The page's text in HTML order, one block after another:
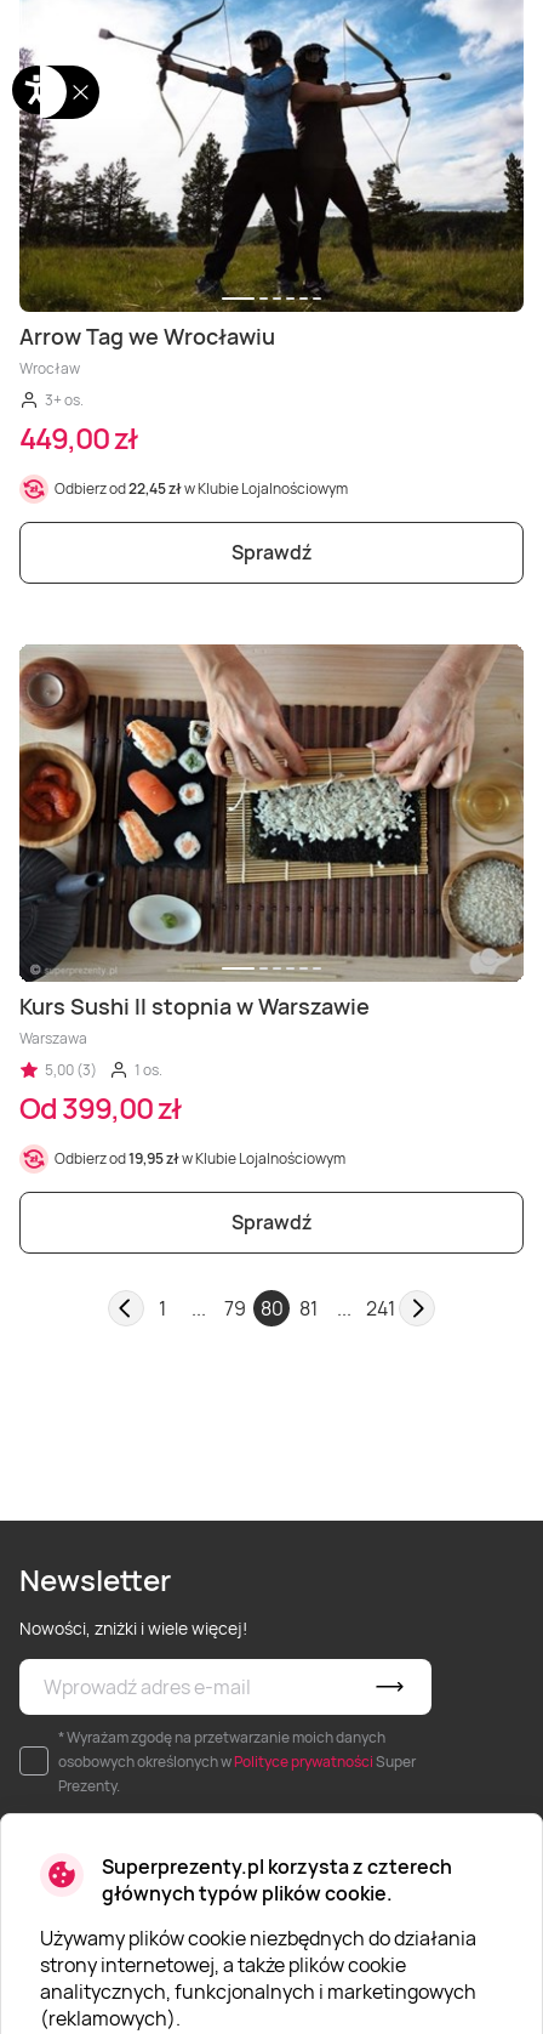
Superprezenty.pl korzysta z czterech
głównych typów plików cookie.
Używamy plików cookie niezbędnych do działania
strony internetowej, a także plików cookie
analitycznych, funkcjonalnych i marketingowych
(reklamowych).
Arrow Tag we Wrocławiu
Wrocław
3+ os.
449,00 zł
Odbierz od22,45 złw Klubie Lojalnościowym
Sprawdź
Kurs Sushi II stopnia w Warszawie
Warszawa
5,00 (3)
1 os.
Od 399,00 zł
Odbierz od19,95 złw Klubie Lojalnościowym
Sprawdź
1 ... 79 80 81 ... 241
Newsletter
Nowości, zniżki i wiele więcej!
* Wyrażam zgodę na przetwarzanie moich danych
osobowych określonych wPolityce prywatnościSuper
Prezenty.
O SUPERPREZENTY
O nas